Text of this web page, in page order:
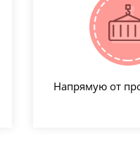
Напрямую от